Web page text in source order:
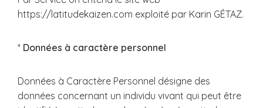
https://latitudekaizen.com exploité par Karin GÉTAZ.
* Données à caractère personnel
Données à Caractère Personnel désigne des
données concernant un individu vivant qui peut être